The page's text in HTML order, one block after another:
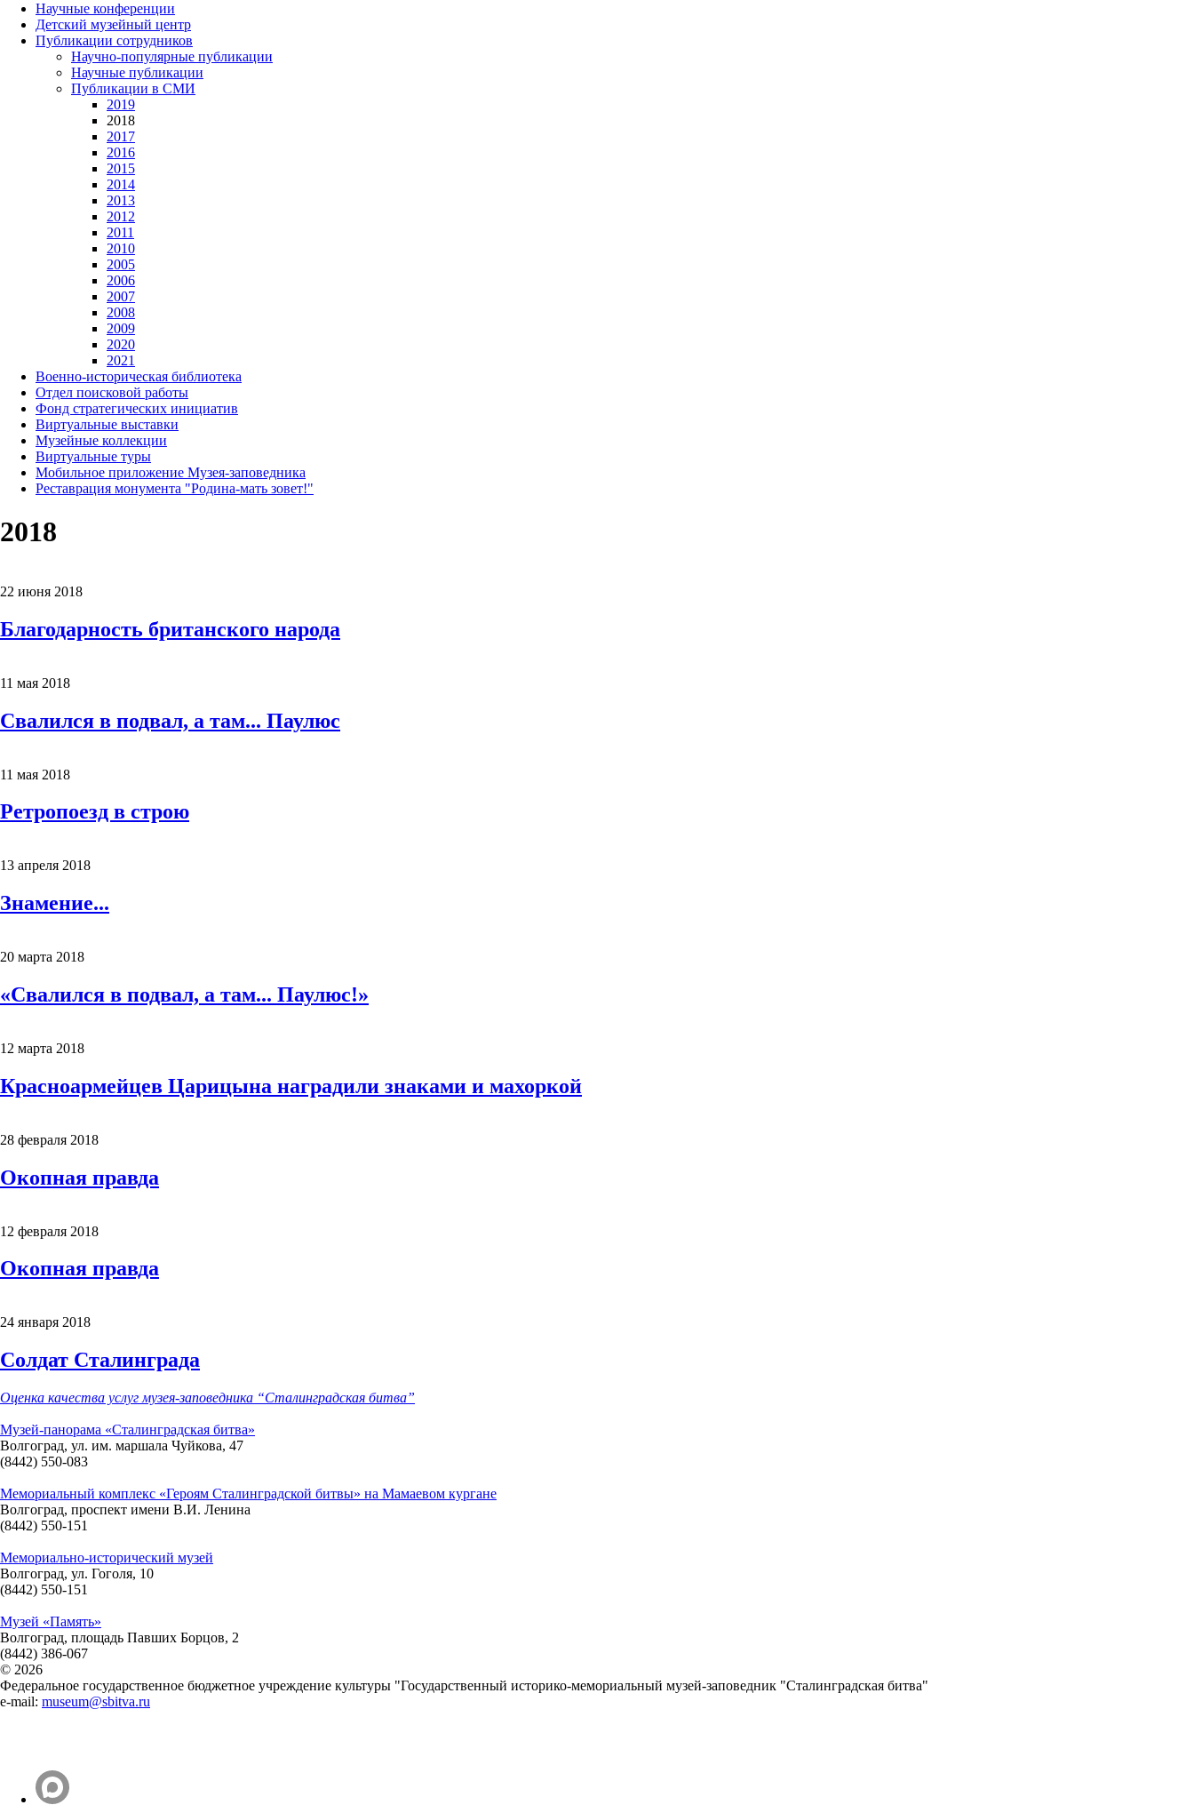
Научные конференции
Детский музейный центр
Публикации сотрудников
Научно-популярные публикации
Научные публикации
Публикации в СМИ
2019
2018
2017
2016
2015
2014
2013
2012
2011
2010
2005
2006
2007
2008
2009
2020
2021
Военно-историческая библиотека
Отдел поисковой работы
Фонд стратегических инициатив
Виртуальные выставки
Музейные коллекции
Виртуальные туры
Мобильное приложение Музея-заповедника
Реставрация монумента "Родина-мать зовет!"
2018
22 июня 2018
Благодарность британского народа
11 мая 2018
Свалился в подвал, а там... Паулюс
11 мая 2018
Ретропоезд в строю
13 апреля 2018
Знамение...
20 марта 2018
«Свалился в подвал, а там... Паулюс!»
12 марта 2018
Красноармейцев Царицына наградили знаками и махоркой
28 февраля 2018
Окопная правда
12 февраля 2018
Окопная правда
24 января 2018
Солдат Сталинграда
Оценка качества услуг музея-заповедника “Сталинградская битва”
Музей-панорама «Сталинградская битва»
Волгоград, ул. им. маршала Чуйкова, 47
(8442) 550-083
Мемориальный комплекс «Героям Сталинградской битвы» на Мамаевом кургане
Волгоград, проспект имени В.И. Ленина
(8442) 550-151
Мемориально-исторический музей
Волгоград, ул. Гоголя, 10
(8442) 550-151
Музей «Память»
Волгоград, площадь Павших Борцов, 2
(8442) 386-067
© 2026
Федеральное государственное бюджетное учреждение культуры "Государственный историко-мемориальный музей-заповедник "Сталинградская битва"
e-mail: museum@sbitva.ru